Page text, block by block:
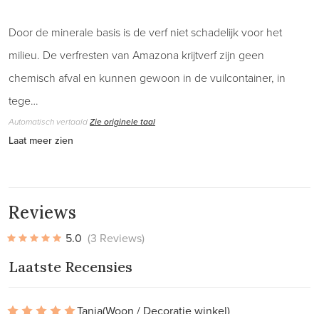
Door de minerale basis is de verf niet schadelijk voor het
milieu. De verfresten van Amazona krijtverf zijn geen
chemisch afval en kunnen gewoon in de vuilcontainer, in
tege…
Automatisch vertaaldZie originele taal
Laat meer zien
Reviews
5.0 (3 Reviews)
Laatste Recensies
Tanja(Woon / Decoratie winkel)